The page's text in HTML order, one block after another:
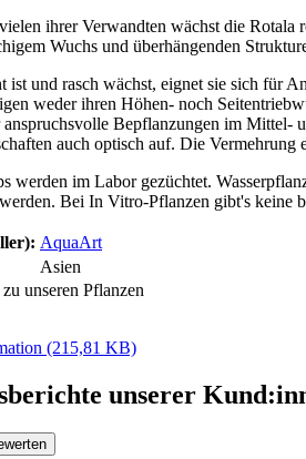
ihrer Verwandten wächst die
Wuchs und überhängenden
ist und rasch wächst, eignet sie sich für
weder ihren Höhen- noch
Bepflanzungen im Mittel-
auch optisch auf. Die Vermehrung
werden im Labor gezüchtet.
Bei In Vitro-Pflanzen gibt's keine
AquaArt
Asien
unseren Pflanzen
(215,81 KB)
unserer